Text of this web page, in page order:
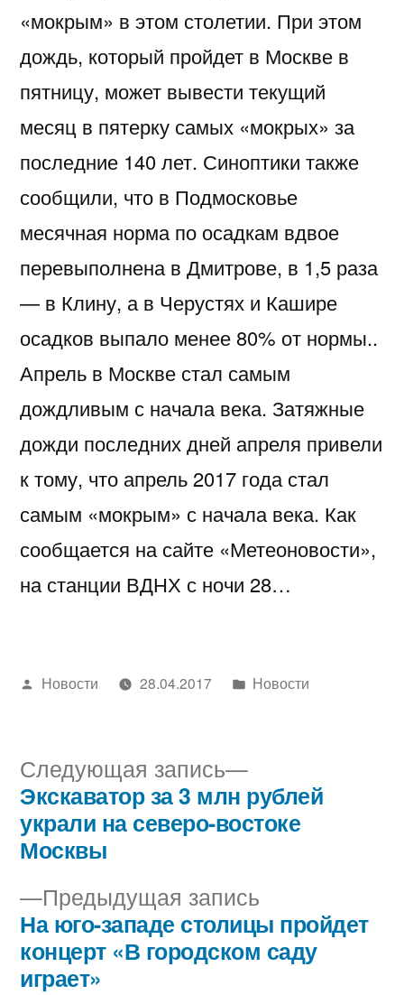
«мокрым» в этом столетии. При этом
дождь, который пройдет в Москве в
пятницу, может вывести текущий
месяц в пятерку самых «мокрых» за
последние 140 лет. Синоптики также
сообщили, что в Подмосковье
месячная норма по осадкам вдвое
перевыполнена в Дмитрове, в 1,5 раза
— в Клину, а в Черустях и Кашире
осадков выпало менее 80% от нормы..
Апрель в Москве стал самым
дождливым с начала века. Затяжные
дожди последних дней апреля привели
к тому, что апрель 2017 года стал
самым «мокрым» с начала века. Как
сообщается на сайте «Метеоновости»,
на станции ВДНХ с ночи 28…
Написано
Новости 28.04.2017
Написано
Новости
Навигация
по
записям
Предыдущая запись
запись:
На юго-западе столицы пройдет
концерт «В городском саду
играет»
Следующая запись
Следующая
запись:
Экскаватор за 3 млн рублей
украли на северо-востоке
Москвы